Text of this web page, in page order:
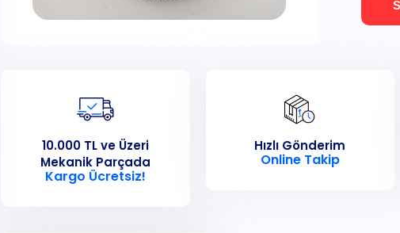
10.000 TL ve Üzeri
Mekanik Parçada
Kargo Ücretsiz!
Hızlı Gönderim
Online Takip